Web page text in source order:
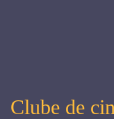
Clube de